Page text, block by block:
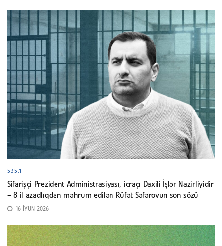
535.1
Sifarişçi Prezident Administrasiyası, icraçı Daxili İşlər Nazirliyidir
– 8 il azadlıqdan məhrum edilən Rüfət Səfərovun son sözü
16 İYUN 2026